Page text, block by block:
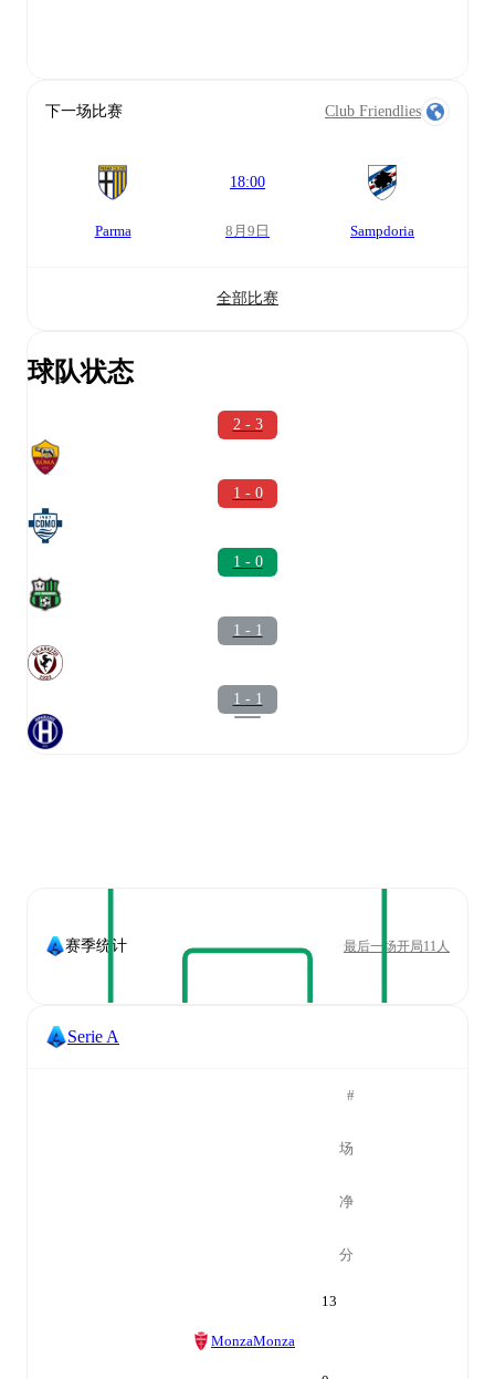
下一场比赛 Club Friendlies
Parma
18:00
8月9日 Sampdoria
全部比赛
球队状态
2 - 3
1 - 0
1 - 0
1 - 1
1 - 1
赛季统计 最后一场开局11人
Serie A
#
场
净
分
13
MonzaMonza